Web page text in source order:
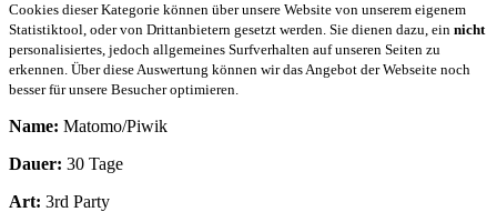
Cookies dieser Kategorie können über unsere Website von unserem eigenem
Statistiktool, oder von Drittanbietern gesetzt werden. Sie dienen dazu, ein nicht
personalisiertes, jedoch allgemeines Surfverhalten auf unseren Seiten zu
erkennen. Über diese Auswertung können wir das Angebot der Webseite noch
besser für unsere Besucher optimieren.
Name: Matomo/Piwik
Dauer: 30 Tage
Art: 3rd Party